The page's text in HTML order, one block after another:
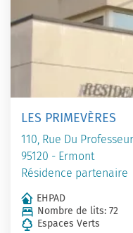
LES PRIMEVÈRES
110, Rue Du
95120 - Ermont
Résidence partenaire
EHPAD
Nombre de lits: 72
Espaces Verts